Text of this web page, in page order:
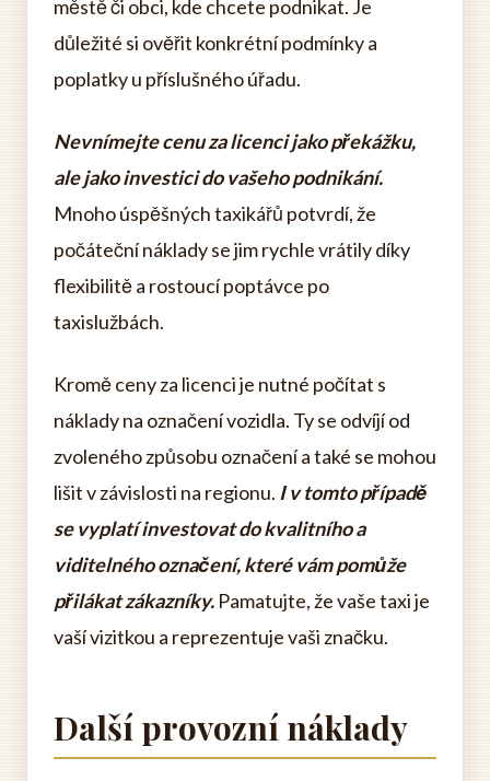
městě či obci, kde chcete podnikat. Je
důležité si ověřit konkrétní podmínky a
poplatky u příslušného úřadu.
Nevnímejte cenu za licenci jako překážku,
ale jako investici do vašeho podnikání.
Mnoho úspěšných taxikářů potvrdí, že
počáteční náklady se jim rychle vrátily díky
flexibilitě a rostoucí poptávce po
taxislužbách.
Kromě ceny za licenci je nutné počítat s
náklady na označení vozidla. Ty se odvíjí od
zvoleného způsobu označení a také se mohou
lišit v závislosti na regionu. I v tomto případě
se vyplatí investovat do kvalitního a
viditelného označení, které vám pomůže
přilákat zákazníky. Pamatujte, že vaše taxi je
vaší vizitkou a reprezentuje vaši značku.
Další provozní náklady